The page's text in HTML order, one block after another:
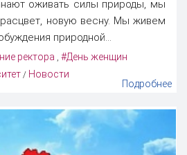
оживать силы природы, мы
новую весну. Мы живем
природной...
ректора , #День женщин
/ Новости
Подробнее